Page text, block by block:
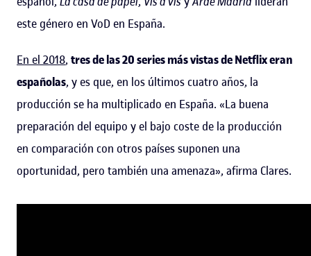
este género en VoD en España.
En el 2018, tres de las 20 series más vistas de Netflix eran
españolas, y es que, en los últimos cuatro años, la
producción se ha multiplicado en España. «La buena
preparación del equipo y el bajo coste de la producción
en comparación con otros países suponen una
oportunidad, pero también una amenaza», afirma Clares.